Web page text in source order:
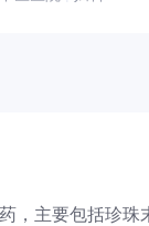
，主要包括珍珠